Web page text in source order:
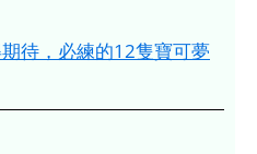
待，必練的12隻寶可夢